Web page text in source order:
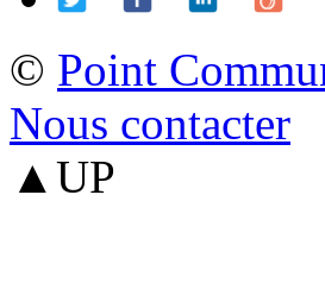
© Point
Nous contacter
▲UP